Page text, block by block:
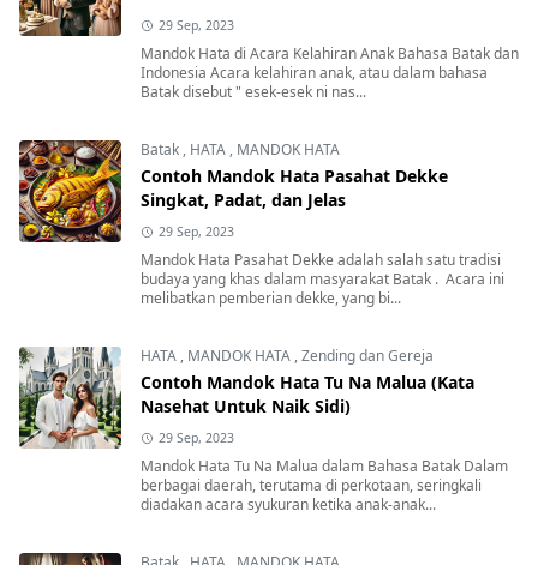
29 Sep, 2023
Mandok Hata di Acara Kelahiran Anak Bahasa Batak dan
Indonesia Acara kelahiran anak, atau dalam bahasa
Batak disebut " esek-esek ni nas...
Batak , HATA , MANDOK HATA
Contoh Mandok Hata Pasahat Dekke
Singkat, Padat, dan Jelas
29 Sep, 2023
Mandok Hata Pasahat Dekke adalah salah satu tradisi
budaya yang khas dalam masyarakat Batak . Acara ini
melibatkan pemberian dekke, yang bi...
HATA , MANDOK HATA ,Zending dan Gereja
Contoh Mandok Hata Tu Na Malua (Kata
Nasehat Untuk Naik Sidi)
29 Sep, 2023
Mandok Hata Tu Na Malua dalam Bahasa Batak Dalam
berbagai daerah, terutama di perkotaan, seringkali
diadakan acara syukuran ketika anak-anak...